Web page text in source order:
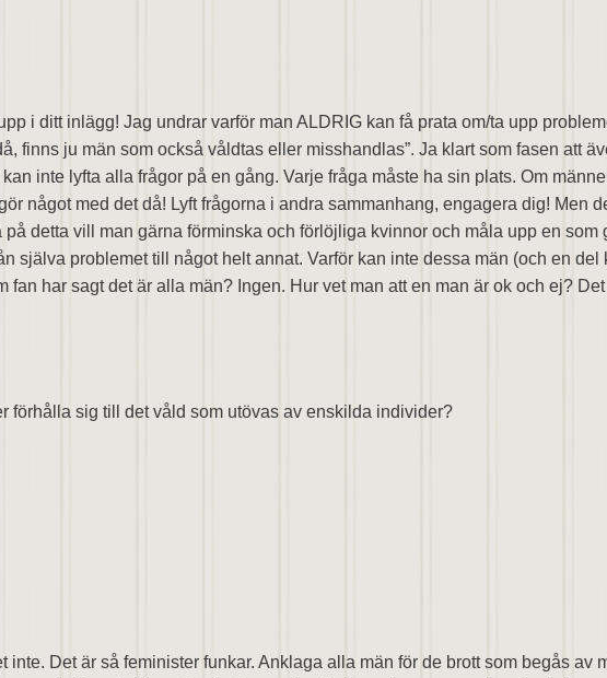
i ditt inlägg! Jag undrar varför man ALDRIG kan få prata om/ta upp
finns ju män som också våldtas eller misshandlas”. Ja klart som fasen att
inte lyfta alla frågor på en gång. Varje fråga måste ha sin plats. Om
något med det då! Lyft frågorna i andra sammanhang, engagera dig! Men
detta vill man gärna förminska och förlöjliga kvinnor och måla upp en
själva problemet till något helt annat. Varför kan inte dessa män (och en
fan har sagt det är alla män? Ingen. Hur vet man att en man är ok och ej?
förhålla sig till det våld som utövas av enskilda individer?
inte. Det är så feminister funkar. Anklaga alla män för de brott som begås